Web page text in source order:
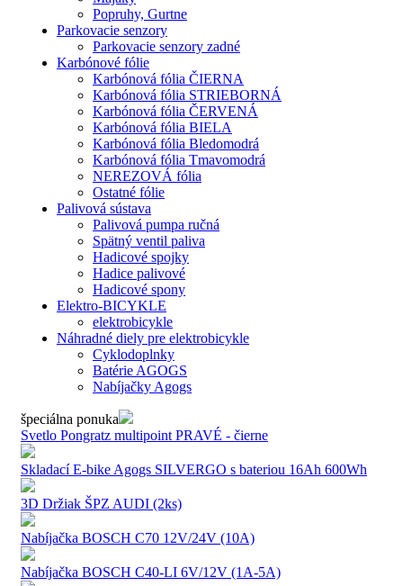
Popruhy, Gurtne
Parkovacie senzory
Parkovacie senzory zadné
Karbónové fólie
Karbónová fólia ČIERNA
Karbónová fólia STRIEBORNÁ
Karbónová fólia ČERVENÁ
Karbónová fólia BIELA
Karbónová fólia Bledomodrá
Karbónová fólia Tmavomodrá
NEREZOVÁ fólia
Ostatné fólie
Palivová sústava
Palivová pumpa ručná
Spätný ventil paliva
Hadicové spojky
Hadice palivové
Hadicové spony
Elektro-BICYKLE
elektrobicykle
Náhradné diely pre elektrobicykle
Cyklodoplnky
Batérie AGOGS
Nabíjačky Agogs
špeciálna ponuka
Svetlo Pongratz multipoint PRAVÉ - čierne
Skladací E-bike Agogs SILVERGO s bateriou 16Ah 600Wh
3D Držiak ŠPZ AUDI (2ks)
Nabíjačka BOSCH C70 12V/24V (10A)
Nabíjačka BOSCH C40-LI 6V/12V (1A-5A)